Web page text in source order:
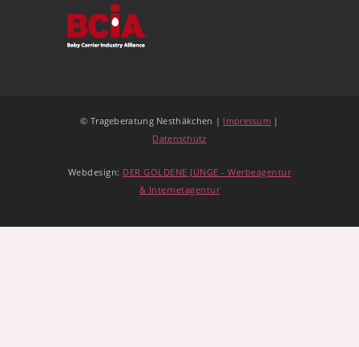
© Trageberatung Nesthäkchen | Impressum |
Datenschutz
Webdesign: DER GOLDENE JUNGE - Werbeagentur
& Internetagentur